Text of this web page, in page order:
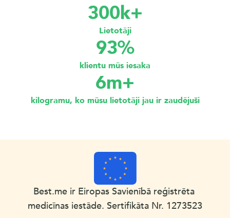
300k+
Lietotāji
93%
klientu mūs iesaka
6m+
kilogramu, ko mūsu lietotāji jau ir zaudējuši
Best.me ir Eiropas Savienībā reģistrēta
medicīnas iestāde. Sertifikāta Nr. 1273523